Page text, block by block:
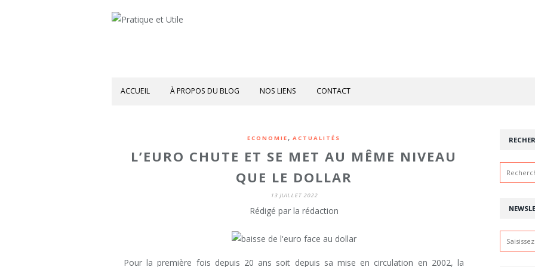
ACCUEIL À PROPOS DU BLOG NOS LIENS CONTACT
ECONOMIE , ACTUALITÉS
L’EURO CHUTE ET SE MET AU MÊME NIVEAU
QUE LE DOLLAR
13 JUILLET 2022
Rédigé par la rédaction
Pour la première fois depuis 20 ans soit depuis sa mise en circulation en 2002, la